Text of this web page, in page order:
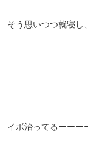
そう思いつつ就寝し
イボ治ってるーーー